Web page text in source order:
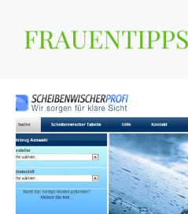
Inhalt
springen